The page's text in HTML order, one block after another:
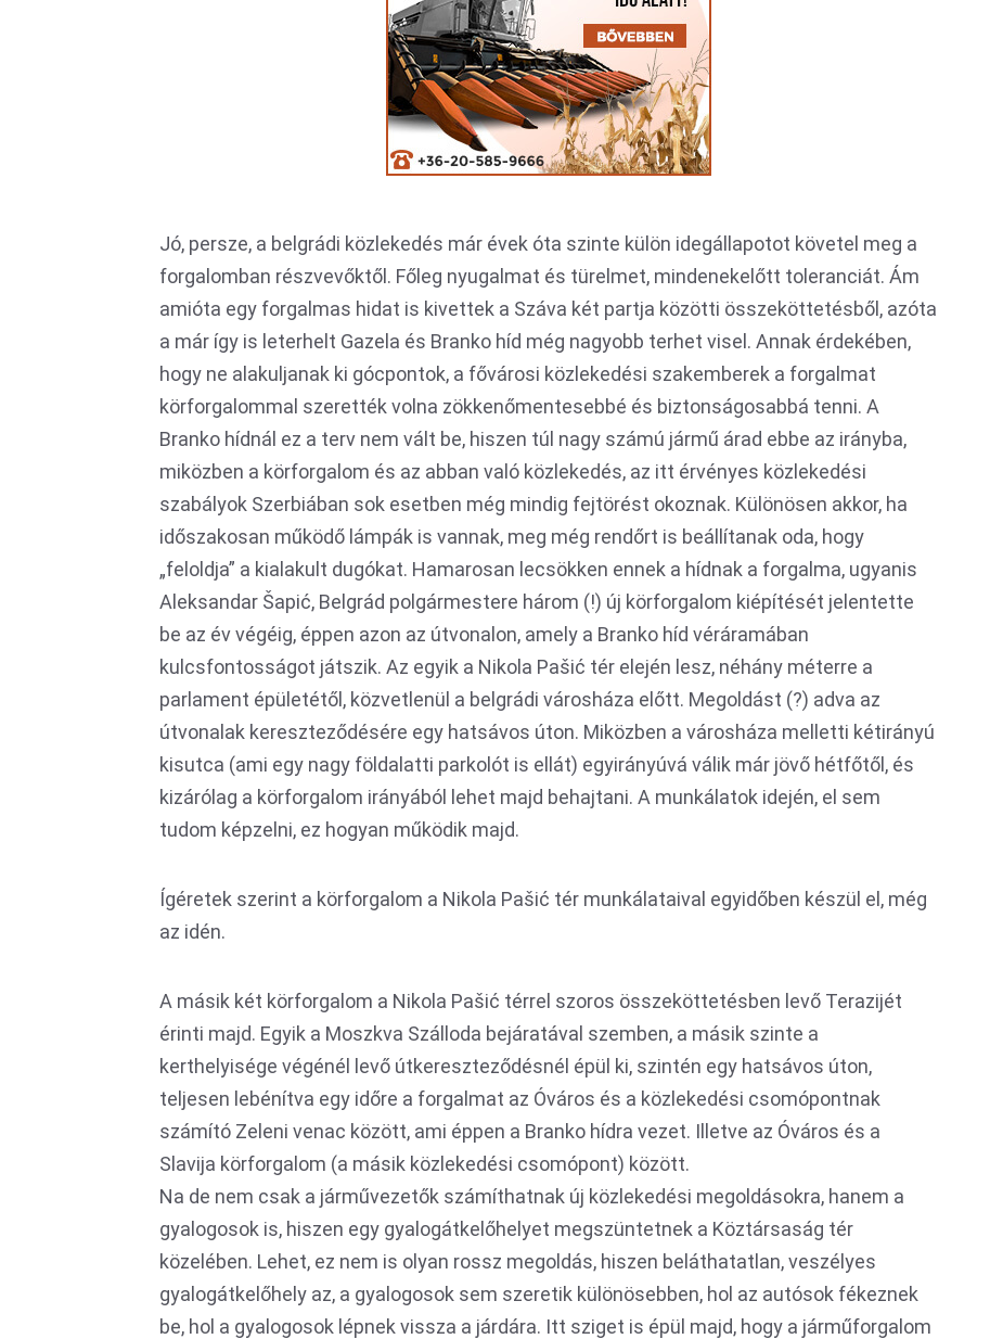
Jó, persze, a belgrádi közlekedés már évek óta szinte külön idegállapotot követel meg a
forgalomban részvevőktől. Főleg nyugalmat és türelmet, mindenekelőtt toleranciát. Ám
amióta egy forgalmas hidat is kivettek a Száva két partja közötti összeköttetésből, azóta
a már így is leterhelt Gazela és Branko híd még nagyobb terhet visel. Annak érdekében,
hogy ne alakuljanak ki gócpontok, a fővárosi közlekedési szakemberek a forgalmat
körforgalommal szerették volna zökkenőmentesebbé és biztonságosabbá tenni. A
Branko hídnál ez a terv nem vált be, hiszen túl nagy számú jármű árad ebbe az irányba,
miközben a körforgalom és az abban való közlekedés, az itt érvényes közlekedési
szabályok Szerbiában sok esetben még mindig fejtörést okoznak. Különösen akkor, ha
időszakosan működő lámpák is vannak, meg még rendőrt is beállítanak oda, hogy
„feloldja” a kialakult dugókat. Hamarosan lecsökken ennek a hídnak a forgalma, ugyanis
Aleksandar Šapić, Belgrád polgármestere három (!) új körforgalom kiépítését jelentette
be az év végéig, éppen azon az útvonalon, amely a Branko híd véráramában
kulcsfontosságot játszik. Az egyik a Nikola Pašić tér elején lesz, néhány méterre a
parlament épületétől, közvetlenül a belgrádi városháza előtt. Megoldást (?) adva az
útvonalak kereszteződésére egy hatsávos úton. Miközben a városháza melletti kétirányú
kisutca (ami egy nagy földalatti parkolót is ellát) egyirányúvá válik már jövő hétfőtől, és
kizárólag a körforgalom irányából lehet majd behajtani. A munkálatok idején, el sem
tudom képzelni, ez hogyan működik majd.
Ígéretek szerint a körforgalom a Nikola Pašić tér munkálataival egyidőben készül el, még
az idén.
A másik két körforgalom a Nikola Pašić térrel szoros összeköttetésben levő Terazijét
érinti majd. Egyik a Moszkva Szálloda bejáratával szemben, a másik szinte a
kerthelyisége végénél levő útkereszteződésnél épül ki, szintén egy hatsávos úton,
teljesen lebénítva egy időre a forgalmat az Óváros és a közlekedési csomópontnak
számító Zeleni venac között, ami éppen a Branko hídra vezet. Illetve az Óváros és a
Slavija körforgalom (a másik közlekedési csomópont) között.
Na de nem csak a járművezetők számíthatnak új közlekedési megoldásokra, hanem a
gyalogosok is, hiszen egy gyalogátkelőhelyet megszüntetnek a Köztársaság tér
közelében. Lehet, ez nem is olyan rossz megoldás, hiszen beláthatatlan, veszélyes
gyalogátkelőhely az, a gyalogosok sem szeretik különösebben, hol az autósok fékeznek
be, hol a gyalogosok lépnek vissza a járdára. Itt sziget is épül majd, hogy a járműforgalom